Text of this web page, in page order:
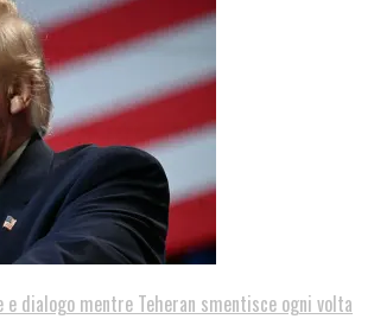
dialogo mentre Teheran smentisce ogni volta